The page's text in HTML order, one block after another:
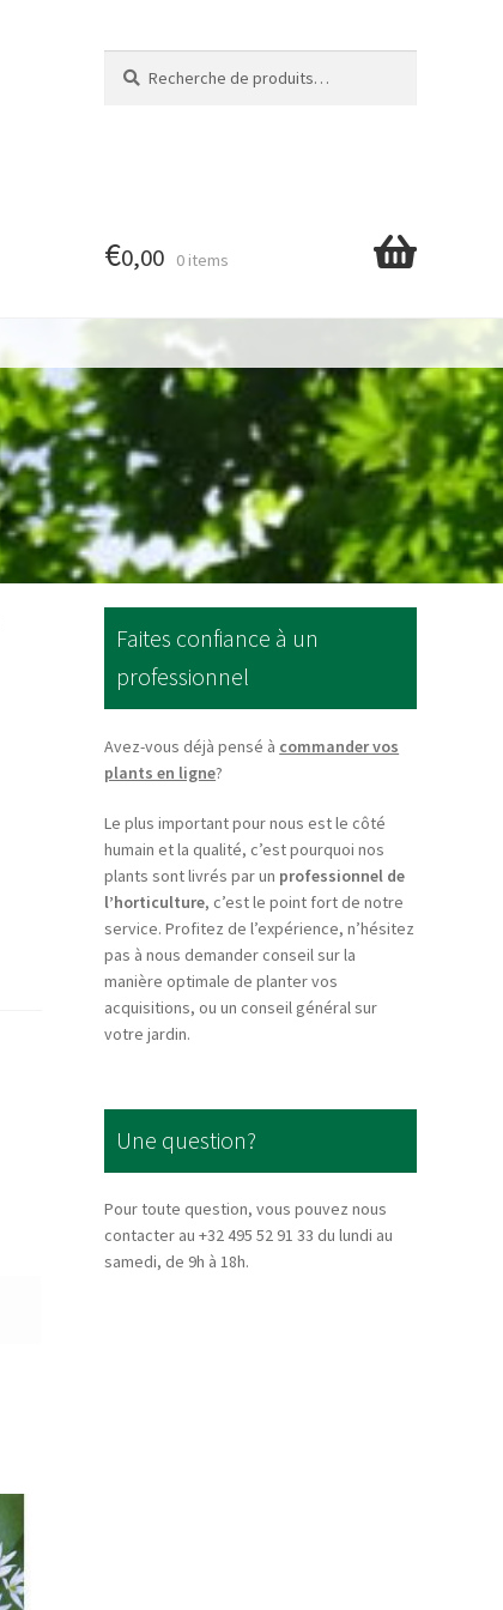
pour :
€0,00 0 items
Faites confiance à un
professionnel
Avez-vous déjà pensé à commander vos
plants en ligne?
Le plus important pour nous est le côté
humain et la qualité, c’est pourquoi nos
plants sont livrés par un professionnel de
l’horticulture, c’est le point fort de notre
service. Profitez de l’expérience, n’hésitez
pas à nous demander conseil sur la
manière optimale de planter vos
acquisitions, ou un conseil général sur
votre jardin.
Une question?
Pour toute question, vous pouvez nous
contacter au +32 495 52 91 33 du lundi au
samedi, de 9h à 18h.